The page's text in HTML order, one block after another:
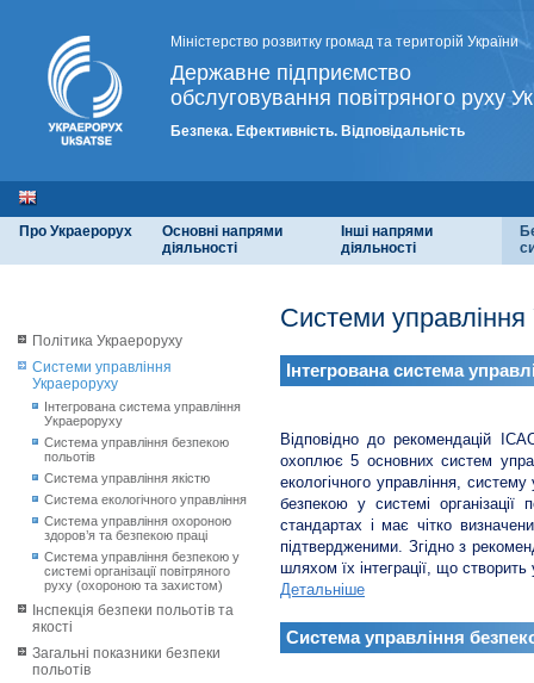
Міністерство розвитку громад та територій України
Державне підприємство
обслуговування повітряного руху
Безпека. Ефективність. Відповідальність
Про Украерорух
Основні напрями
діяльності
Інші напрями
діяльності
Політика Украероруху
Системи управління
Украероруху
Інтегрована система управління
Украероруху
Система управління безпекою
польотів
Система управління якістю
Система екологічного управління
Система управління охороною
здоров’я та безпекою праці
Система управління безпекою у
системі організації повітряного
руху (охороною та захистом)
Інспекція безпеки польотів та
якості
Загальні показники безпеки
польотів
Системи управління
Інтегрована система
Відповідно до рекомендацій
охоплює 5 основних систем
екологічного управління,
безпекою у системі
стандартах і має чітко
підтвердженими. Згідно з
шляхом їх інтеграції, що
Детальніше
Система управління